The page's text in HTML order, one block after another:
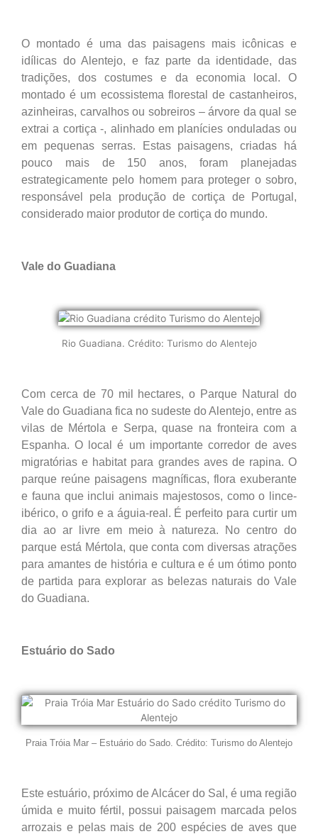
O montado é uma das paisagens mais icônicas e
idílicas do Alentejo, e faz parte da identidade, das
tradições, dos costumes e da economia local. O
montado é um ecossistema florestal de castanheiros,
azinheiras, carvalhos ou sobreiros – árvore da qual se
extrai a cortiça -, alinhado em planícies onduladas ou
em pequenas serras. Estas paisagens, criadas há
pouco mais de 150 anos, foram planejadas
estrategicamente pelo homem para proteger o sobro,
responsável pela produção de cortiça de Portugal,
considerado maior produtor de cortiça do mundo.
Vale do Guadiana
Rio Guadiana. Crédito: Turismo do Alentejo
Com cerca de 70 mil hectares, o Parque Natural do
Vale do Guadiana fica no sudeste do Alentejo, entre as
vilas de Mértola e Serpa, quase na fronteira com a
Espanha. O local é um importante corredor de aves
migratórias e habitat para grandes aves de rapina. O
parque reúne paisagens magníficas, flora exuberante
e fauna que inclui animais majestosos, como o lince-
ibérico, o grifo e a águia-real. É perfeito para curtir um
dia ao ar livre em meio à natureza. No centro do
parque está Mértola, que conta com diversas atrações
para amantes de história e cultura e é um ótimo ponto
de partida para explorar as belezas naturais do Vale
do Guadiana.
Estuário do Sado
Praia Tróia Mar – Estuário do Sado. Crédito: Turismo do Alentejo
Este estuário, próximo de Alcácer do Sal, é uma região
úmida e muito fértil, possui paisagem marcada pelos
arrozais e pelas mais de 200 espécies de aves que